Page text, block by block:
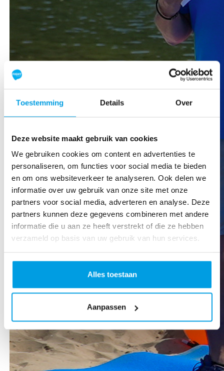
Toestemming Details Over
Deze website maakt gebruik van cookies
We gebruiken cookies om content en advertenties te
personaliseren, om functies voor social media te bieden
en om ons websiteverkeer te analyseren. Ook delen we
informatie over uw gebruik van onze site met onze
partners voor social media, adverteren en analyse. Deze
partners kunnen deze gegevens combineren met andere
informatie die u aan ze heeft verstrekt of die ze hebben
verzameld op basis van uw gebruik van hun services.
Alles toestaan
Aanpassen